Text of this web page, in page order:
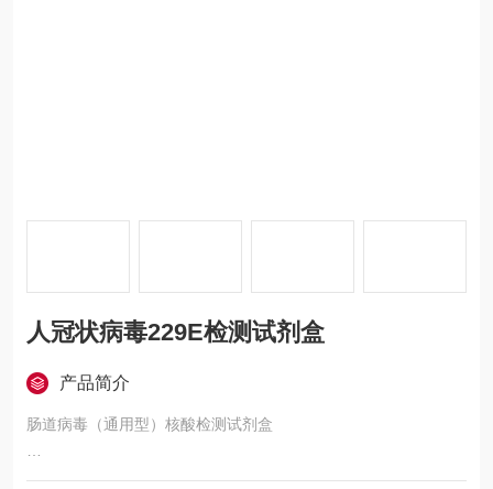
人冠状病毒229E检测试剂盒
产品简介
肠道病毒（通用型）核酸检测试剂盒
本试剂盒针对该基因设计特异性引物和分子信标探针，在待检样